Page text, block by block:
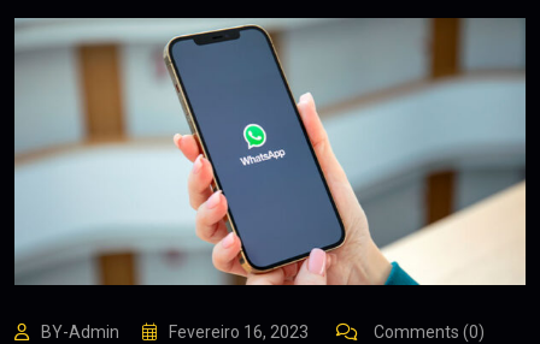
BY-Admin Fevereiro 16, 2023 Comments (0)